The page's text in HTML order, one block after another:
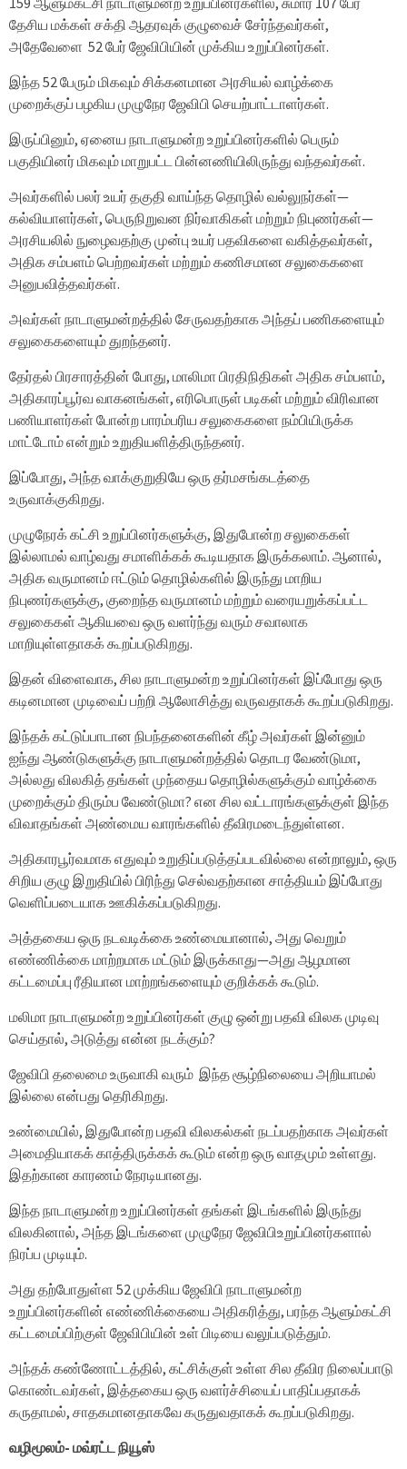
தேசிய மக்கள் சக்தி ஆதரவுக் குழுவைச் சேர்ந்தவர்கள்,
அதேவேளை 52 பேர் ஜேவிபியின் முக்கிய உறுப்பினர்கள்.
இந்த 52 பேரும் மிகவும் சிக்கனமான அரசியல் வாழ்க்கை
முறைக்குப் பழகிய முழுநேர ஜேவிபி செயற்பாட்டாளர்கள்.
இருப்பினும், ஏனைய நாடாளுமன்ற உறுப்பினர்களில் பெரும்
பகுதியினர் மிகவும் மாறுபட்ட பின்னணியிலிருந்து வந்தவர்கள்.
அவர்களில் பலர் உயர் தகுதி வாய்ந்த தொழில் வல்லுநர்கள்—
கல்வியாளர்கள், பெருநிறுவன நிர்வாகிகள் மற்றும் நிபுணர்கள்—
அரசியலில் நுழைவதற்கு முன்பு உயர் பதவிகளை வகித்தவர்கள்,
அதிக சம்பளம் பெற்றவர்கள் மற்றும் கணிசமான சலுகைகளை
அனுபவித்தவர்கள்.
அவர்கள் நாடாளுமன்றத்தில் சேருவதற்காக அந்தப் பணிகளையும்
சலுகைகளையும் துறந்தனர்.
தேர்தல் பிரசாரத்தின் போது, ​​மாலிமா பிரதிநிதிகள் அதிக சம்பளம்,
அதிகாரப்பூர்வ வாகனங்கள், எரிபொருள் படிகள் மற்றும் விரிவான
பணியாளர்கள் போன்ற பாரம்பரிய சலுகைகளை நம்பியிருக்க
மாட்டோம் என்றும் உறுதியளித்திருந்தனர்.
இப்போது, ​​அந்த வாக்குறுதியே ஒரு தர்மசங்கடத்தை
உருவாக்குகிறது.
முழுநேரக் கட்சி உறுப்பினர்களுக்கு, இதுபோன்ற சலுகைகள்
இல்லாமல் வாழ்வது சமாளிக்கக் கூடியதாக இருக்கலாம். ஆனால்,
அதிக வருமானம் ஈட்டும் தொழில்களில் இருந்து மாறிய
நிபுணர்களுக்கு, குறைந்த வருமானம் மற்றும் வரையறுக்கப்பட்ட
சலுகைகள் ஆகியவை ஒரு வளர்ந்து வரும் சவாலாக
மாறியுள்ளதாகக் கூறப்படுகிறது.
இதன் விளைவாக, சில நாடாளுமன்ற உறுப்பினர்கள் இப்போது ஒரு
கடினமான முடிவைப் பற்றி ஆலோசித்து வருவதாகக் கூறப்படுகிறது.
இந்தக் கட்டுப்பாடான நிபந்தனைகளின் கீழ் அவர்கள் இன்னும்
ஐந்து ஆண்டுகளுக்கு நாடாளுமன்றத்தில் தொடர வேண்டுமா,
அல்லது விலகித் தங்கள் முந்தைய தொழில்களுக்கும் வாழ்க்கை
முறைக்கும் திரும்ப வேண்டுமா? என சில வட்டாரங்களுக்குள் இந்த
விவாதங்கள் அண்மைய வாரங்களில் தீவிரமடைந்துள்ளன.
அதிகாரபூர்வமாக எதுவும் உறுதிப்படுத்தப்படவில்லை என்றாலும், ஒரு
சிறிய குழு இறுதியில் பிரிந்து செல்வதற்கான சாத்தியம் இப்போது
வெளிப்படையாக ஊகிக்கப்படுகிறது.
அத்தகைய ஒரு நடவடிக்கை உண்மையானால், அது வெறும்
எண்ணிக்கை மாற்றமாக மட்டும் இருக்காது—அது ஆழமான
கட்டமைப்பு ரீதியான மாற்றங்களையும் குறிக்கக் கூடும்.
மலிமா நாடாளுமன்ற உறுப்பினர்கள் குழு ஒன்று பதவி விலக முடிவு
செய்தால், அடுத்து என்ன நடக்கும்?
ஜேவிபி தலைமை உருவாகி வரும் இந்த சூழ்நிலையை அறியாமல்
இல்லை என்பது தெரிகிறது.
உண்மையில், இதுபோன்ற பதவி விலகல்கள் நடப்பதற்காக அவர்கள்
அமைதியாகக் காத்திருக்கக் கூடும் என்ற ஒரு வாதமும் உள்ளது.
இதற்கான காரணம் நேரடியானது.
இந்த நாடாளுமன்ற உறுப்பினர்கள் தங்கள் இடங்களில் இருந்து
விலகினால், அந்த இடங்களை முழுநேர ஜேவிபிஉறுப்பினர்களால்
நிரப்ப முடியும்.
அது தற்போதுள்ள 52 முக்கிய ஜேவிபி நாடாளுமன்ற
உறுப்பினர்களின் எண்ணிக்கையை அதிகரித்து, பரந்த ஆளும்கட்சி
கட்டமைப்பிற்குள் ஜேவிபியின் உள் பிடியை வலுப்படுத்தும்.
அந்தக் கண்ணோட்டத்தில், கட்சிக்குள் உள்ள சில தீவிர நிலைப்பாடு
கொண்டவர்கள், இத்தகைய ஒரு வளர்ச்சியைப் பாதிப்பதாகக்
கருதாமல், சாதகமானதாகவே கருதுவதாகக் கூறப்படுகிறது.
வழிமூலம்- மவ்ரட்ட நியூஸ்